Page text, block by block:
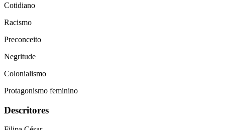
Cotidiano
Racismo
Preconceito
Negritude
Colonialismo
Protagonismo feminino
Descritores